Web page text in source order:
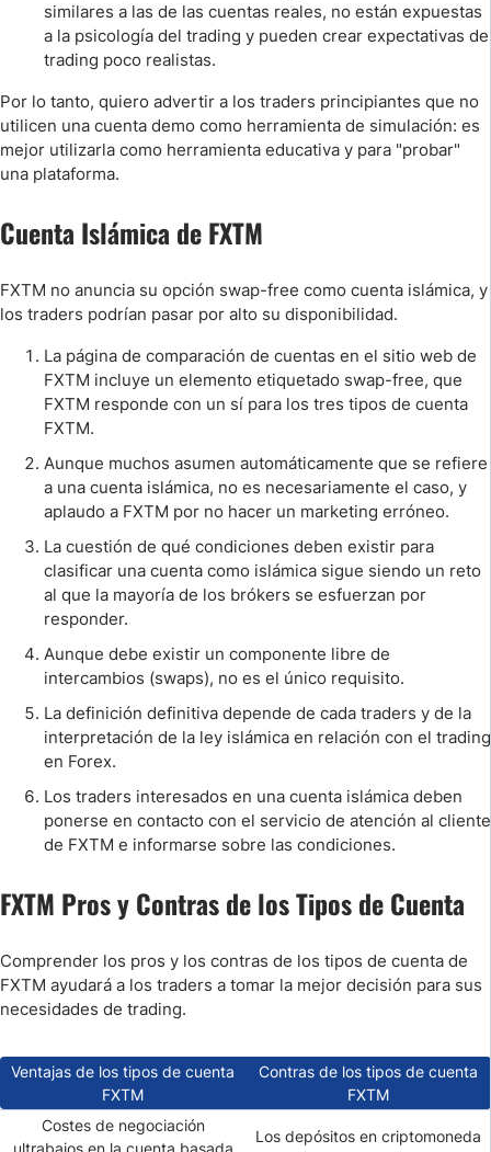
similares a las de las cuentas reales, no están expuestas
a la psicología del trading y pueden crear expectativas de
trading poco realistas.
Por lo tanto, quiero advertir a los traders principiantes que no
utilicen una cuenta demo como herramienta de simulación: es
mejor utilizarla como herramienta educativa y para "probar"
una plataforma.
Cuenta Islámica de FXTM
FXTM no anuncia su opción swap-free como cuenta islámica, y
los traders podrían pasar por alto su disponibilidad.
La página de comparación de cuentas en el sitio web de
FXTM incluye un elemento etiquetado swap-free, que
FXTM responde con un sí para los tres tipos de cuenta
FXTM.
Aunque muchos asumen automáticamente que se refiere
a una cuenta islámica, no es necesariamente el caso, y
aplaudo a FXTM por no hacer un marketing erróneo.
La cuestión de qué condiciones deben existir para
clasificar una cuenta como islámica sigue siendo un reto
al que la mayoría de los brókers se esfuerzan por
responder.
Aunque debe existir un componente libre de
intercambios (swaps), no es el único requisito.
La definición definitiva depende de cada traders y de la
interpretación de la ley islámica en relación con el trading
en Forex.
Los traders interesados en una cuenta islámica deben
ponerse en contacto con el servicio de atención al cliente
de FXTM e informarse sobre las condiciones.
FXTM Pros y Contras de los Tipos de Cuenta
Comprender los pros y los contras de los tipos de cuenta de
FXTM ayudará a los traders a tomar la mejor decisión para sus
necesidades de trading.
Ventajas de los tipos de cuenta
FXTM
Contras de los tipos de cuenta
FXTM
Costes de negociación
ultrabajos en la cuenta basada
Los depósitos en criptomoneda